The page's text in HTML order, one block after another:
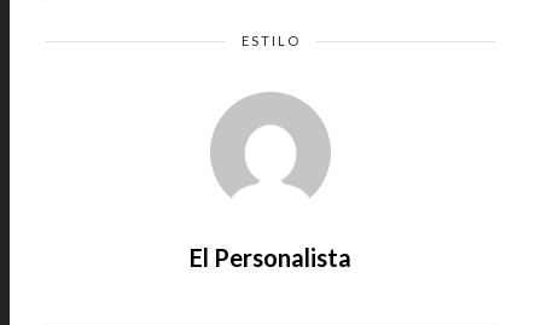
ESTILO
El Personalista